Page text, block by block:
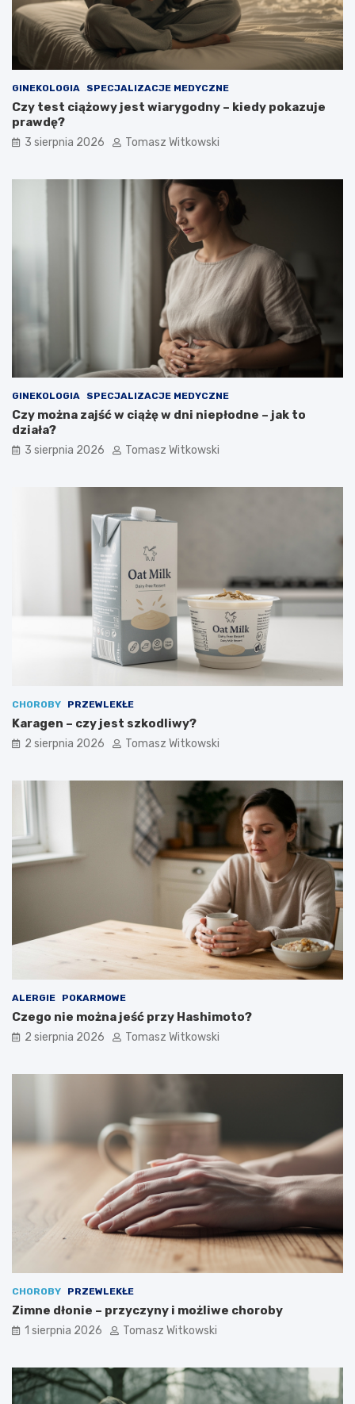
GINEKOLOGIA SPECJALIZACJE MEDYCZNE
Czy test ciążowy jest wiarygodny – kiedy pokazuje
prawdę?
3 sierpnia 2026 Tomasz Witkowski
GINEKOLOGIA SPECJALIZACJE MEDYCZNE
Czy można zajść w ciążę w dni niepłodne – jak to
działa?
3 sierpnia 2026 Tomasz Witkowski
CHOROBY PRZEWLEKŁE
Karagen – czy jest szkodliwy?
2 sierpnia 2026 Tomasz Witkowski
ALERGIE POKARMOWE
Czego nie można jeść przy Hashimoto?
2 sierpnia 2026 Tomasz Witkowski
CHOROBY PRZEWLEKŁE
Zimne dłonie – przyczyny i możliwe choroby
1 sierpnia 2026 Tomasz Witkowski